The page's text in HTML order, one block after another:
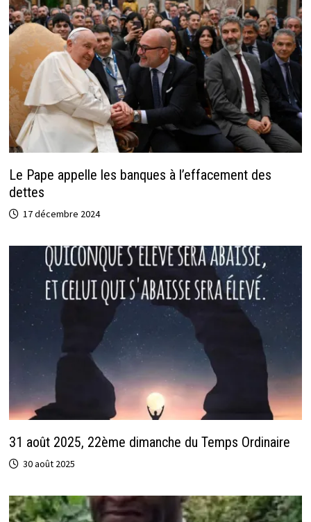
Le Pape appelle les banques à l’effacement des
dettes
17 décembre 2024
31 août 2025, 22ème dimanche du Temps Ordinaire
30 août 2025